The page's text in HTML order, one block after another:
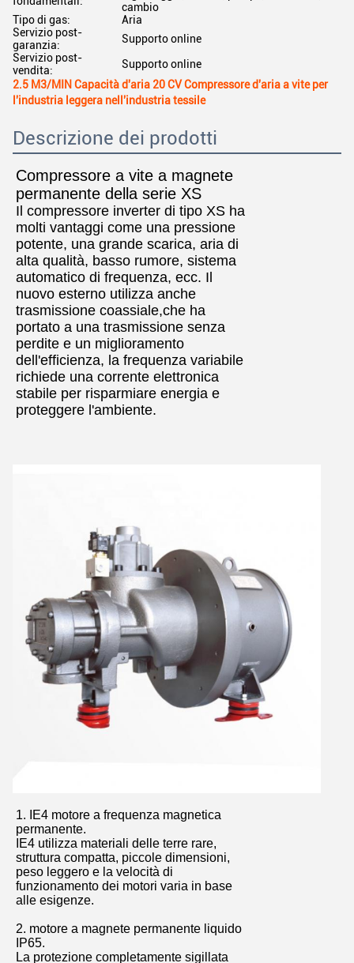
cambio
Tipo di gas:
Aria
Servizio post-
garanzia:
Supporto online
Servizio post-
vendita:
Supporto online
2.5 M3/MIN Capacità d'aria 20 CV Compressore d'aria a vite per
l'industria leggera nell'industria tessile
Descrizione dei prodotti
Compressore a vite a magnete
permanente della serie XS
Il compressore inverter di tipo XS ha
molti vantaggi come una pressione
potente, una grande scarica, aria di
alta qualità, basso rumore, sistema
automatico di frequenza, ecc. Il
nuovo esterno utilizza anche
trasmissione coassiale,che ha
portato a una trasmissione senza
perdite e un miglioramento
dell'efficienza, la frequenza variabile
richiede una corrente elettronica
stabile per risparmiare energia e
proteggere l'ambiente.
1. IE4 motore a frequenza magnetica
permanente.
IE4 utilizza materiali delle terre rare,
struttura compatta, piccole dimensioni,
peso leggero e la velocità di
funzionamento dei motori varia in base
alle esigenze.
2. motore a magnete permanente liquido
IP65.
La protezione completamente sigillata